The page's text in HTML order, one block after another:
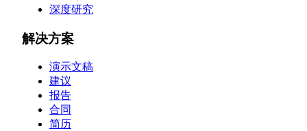
深度研究
解决方案
演示文稿
建议
报告
合同
简历